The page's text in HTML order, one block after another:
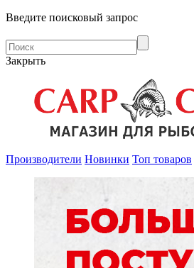
Введите поисковый запрос
Закрыть
Производители Новинки Топ товаров